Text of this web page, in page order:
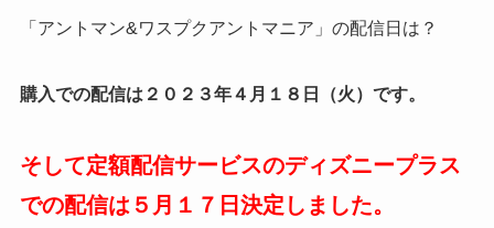
「アントマン&ワスプクアントマニア」の配信日は？
購入での配信は２０２３年４月１８日（火）です。
そして定額配信サービスのディズニープラス
での配信は５月１７日決定しました。